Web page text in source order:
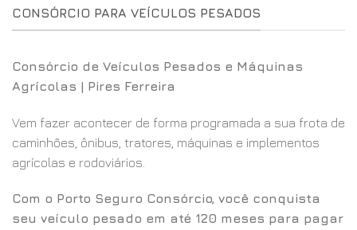
CONSÓRCIO PARA VEÍCULOS PESADOS
Consórcio de Veículos Pesados e Máquinas
Agrícolas | Pires Ferreira
Vem fazer acontecer de forma programada a sua frota de
caminhões, ônibus, tratores, máquinas e implementos
agrícolas e rodoviários.
Com o Porto Seguro Consórcio, você conquista
seu veículo pesado em até 120 meses para pagar